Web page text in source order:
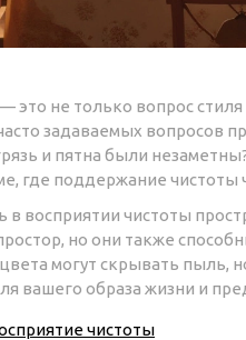
не только вопрос стиля
задаваемых вопросов
и пятна были
где поддержание чистоты
в восприятии чистоты
но они также
могут скрывать пыль,
вашего образа жизни и
чистоты